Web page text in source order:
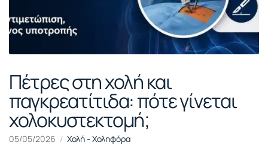
Πέτρες στη χολή και
παγκρεατίτιδα: πότε γίνεται
χολοκυστεκτομή;
05/05/2026 Χολή - Χοληφόρα